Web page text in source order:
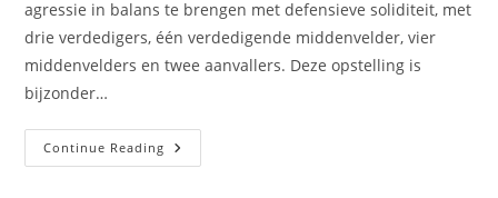
agressie in balans te brengen met defensieve soliditeit, met
drie verdedigers, één verdedigende middenvelder, vier
middenvelders en twee aanvallers. Deze opstelling is
bijzonder…
Continue Reading 3-
1-